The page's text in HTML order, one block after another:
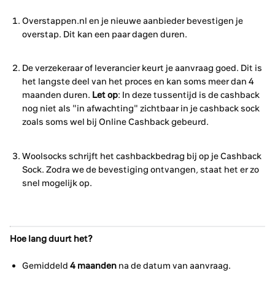
Overstappen.nl en je nieuwe aanbieder bevestigen je
overstap. Dit kan een paar dagen duren.
De verzekeraar of leverancier keurt je aanvraag goed. Dit is
het langste deel van het proces en kan soms meer dan 4
maanden duren. Let op: In deze tussentijd is de cashback
nog niet als "in afwachting" zichtbaar in je cashback sock
zoals soms wel bij Online Cashback gebeurd.
Woolsocks schrijft het cashbackbedrag bij op je Cashback
Sock. Zodra we de bevestiging ontvangen, staat het er zo
snel mogelijk op.
Hoe lang duurt het?
Gemiddeld 4 maanden na de datum van aanvraag.